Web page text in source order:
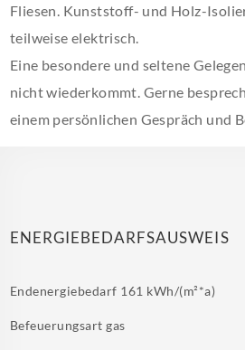
Fliesen. Kunststoff- und Holz-
teilweise elektrisch.
Eine besondere und seltene
nicht wiederkommt. Gerne
einem persönlichen Gespräch und
ENERGIEBEDARFSAUSWEIS
Endenergiebedarf 161 kWh/(m²*a)
Befeuerungsartgas